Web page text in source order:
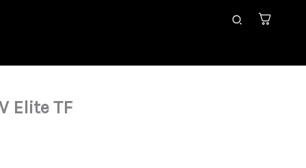
Search
Elite TF